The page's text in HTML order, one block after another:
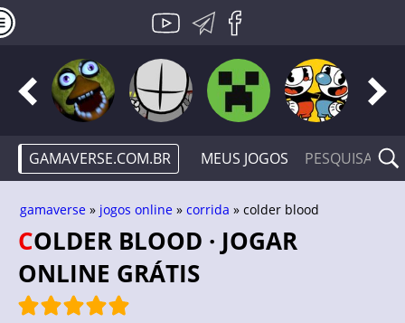
GAMAVERSE.COM.BR MEUS JOGOS
gamaverse » jogos online » corrida » colder blood
COLDER BLOOD · JOGAR
ONLINE GRÁTIS